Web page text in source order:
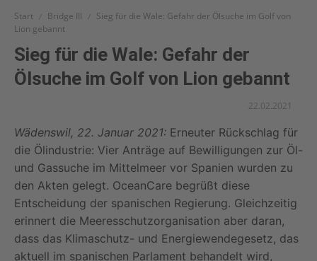
Start Bridge III
Sieg für die Wale: Gefahr der Ölsuche im Golf von
Lion gebannt
Sieg für die Wale: Gefahr der
Ölsuche im Golf von Lion gebannt
22.02.2021
Wädenswil, 22. Januar 2021: Erneuter Rückschlag für
die Ölindustrie: Vier Anträge auf Bewilligungen zur Öl-
und Gassuche im Mittelmeer vor Spanien wurden zu
den Akten gelegt. OceanCare begrüßt diese
Entscheidung der spanischen Regierung. Gleichzeitig
erinnert die Meeresschutzorganisation aber daran,
dass das Klimaschutz- und Energiewendegesetz, das
aktuell im spanischen Parlament behandelt wird,